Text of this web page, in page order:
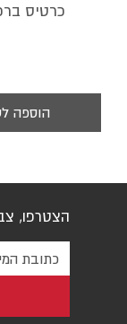
כרטיס
הוספה
הצטרפו,